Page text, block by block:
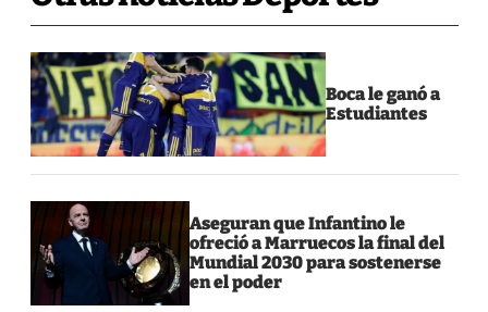
Boca le ganó a
Estudiantes
Aseguran que Infantino le
ofreció a Marruecos la final del
Mundial 2030 para sostenerse
en el poder